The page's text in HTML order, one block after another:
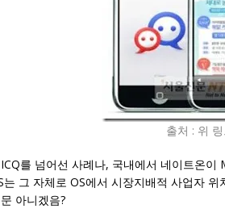
출처 : 위
를 넘어선 사례나, 국내에서 네이트온
그 자체로 OS에서 시장지배적 사업자
아니겠음?